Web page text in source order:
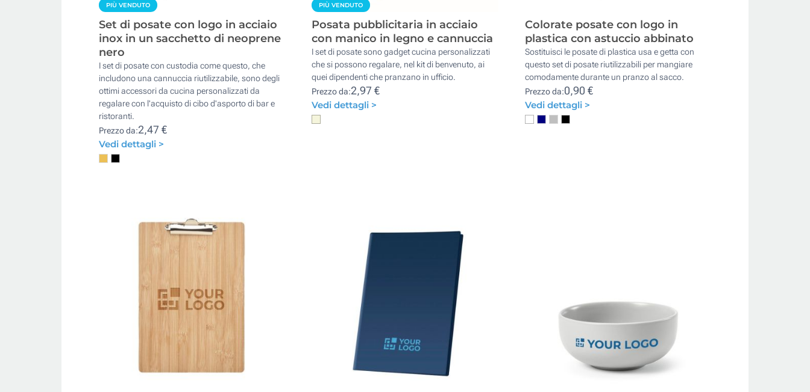
PIÙ VENDUTO
Set di posate con logo in acciaio
inox in un sacchetto di neoprene
nero
I set di posate con custodia come questo, che
includono una cannuccia riutilizzabile, sono degli
ottimi accessori da cucina personalizzati da
regalare con l'acquisto di cibo d'asporto di bar e
ristoranti.
Prezzo da:2,47 €
Vedi dettagli >
PIÙ VENDUTO
Posata pubblicitaria in acciaio
con manico in legno e cannuccia
I set di posate sono gadget cucina personalizzati
che si possono regalare, nel kit di benvenuto, ai
quei dipendenti che pranzano in ufficio.
Prezzo da:2,97 €
Vedi dettagli >
Colorate posate con logo in
plastica con astuccio abbinato
Sostituisci le posate di plastica usa e getta con
questo set di posate riutilizzabili per mangiare
comodamente durante un pranzo al sacco.
Prezzo da:0,90 €
Vedi dettagli >